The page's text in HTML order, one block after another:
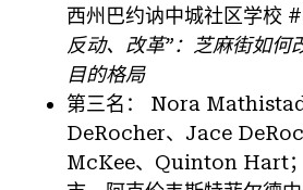
西州巴约讷中城社区学校
反动、改革”：芝麻街如何
目的格局
第三名： Nora
DeRocher、Jace
McKee、Quinton Hart